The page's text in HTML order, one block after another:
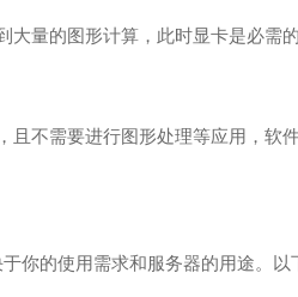
量的图形计算，此时显卡是必需的
不需要进行图形处理等应用，软
你的使用需求和服务器的用途。以